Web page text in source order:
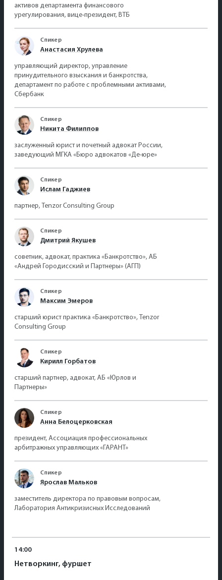
активов департамента финансового
урегулирования, вице-президент, ВТБ
Спикер
Анастасия Хрулева
управляющий директор, управление
принудительного взыскания и банкротства,
департамент по работе с проблемными активами,
Сбербанк
Спикер
Никита Филиппов
заслуженный юрист и почетный адвокат России,
заведующий МГКА «Бюро адвокатов «Де-юре»
Спикер
Ислам Гаджиев
партнер, Tenzor Consulting Group
Спикер
Дмитрий Якушев
советник, адвокат, практика «Банкротство», АБ
«Андрей Городисский и Партнеры» (АГП)
Спикер
Максим Эмеров
старший юрист практика «Банкротство», Tenzor
Consulting Group
Спикер
Кирилл Горбатов
старший партнер, адвокат, АБ «Юрлов и
Партнеры»
Спикер
Анна Белоцерковская
президент, Ассоциация профессиональных
арбитражных управляющих «ГАРАНТ»
Спикер
Ярослав Мальков
заместитель директора по правовым вопросам,
Лаборатория Антикризисных Исследований
14:00
Нетворкинг, фуршет